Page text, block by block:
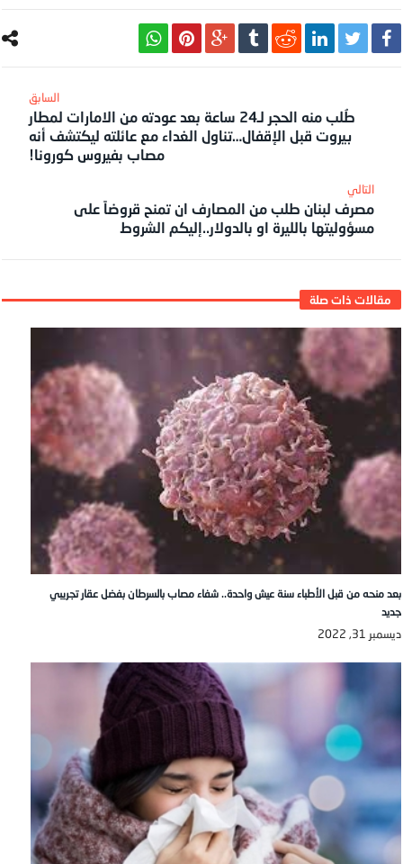
طُلب منه الحجر لـ24 ساعة بعد عودته من الامارات لمطار
بيروت قبل الإقفال…تناول الغداء مع عائلته ليكتشف أنه
مصاب بفيروس كورونا!
‎التالي
مصرف لبنان طلب من المصارف ان تمنح قروضاً على
مسؤوليتها بالليرة او بالدولار..إليكم الشروط
بعد منحه من قبل الأطباء سنة عيش واحدة.. شفاء مصاب بالسرطان بفضل عقار تجريبي
جديد
ديسمبر 31, 2022